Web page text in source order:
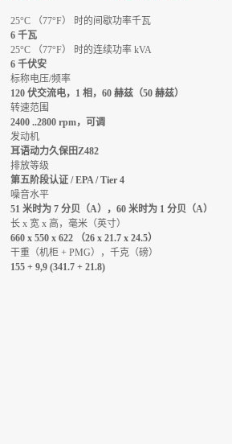
25°C （77°F） 时的间歇功率千瓦
6 千瓦
25°C （77°F） 时的连续功率 kVA
6 千伏安
标称电压/频率
120 伏交流电，1 相，60 赫兹（50 赫兹）
转速范围
2400 ..2800 rpm，可调
发动机
耳语动力久保田Z482
排放等级
第五阶段认证 / EPA / Tier 4
噪音水平
51 米时为 7 分贝（A），60 米时为 1 分贝（A）
长 x 宽 x 高，毫米（英寸）
660 x 550 x 622 （26 x 21.7 x 24.5）
干重（机柜 + PMG），千克（磅）
155 + 9,9 (341.7 + 21.8)